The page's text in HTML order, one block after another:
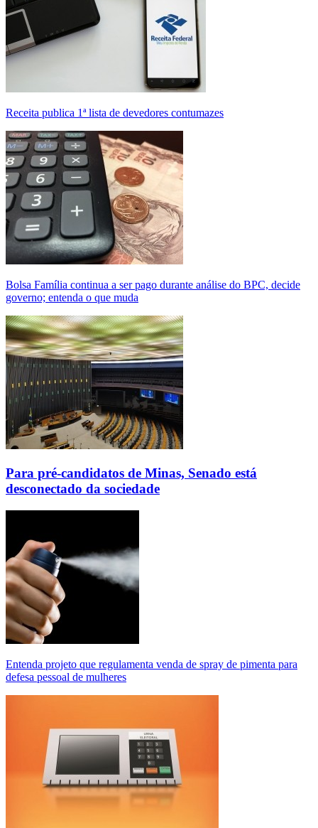
Receita publica 1ª lista de devedores contumazes
Bolsa Família continua a ser pago durante análise do BPC, decide
governo; entenda o que muda
Para pré-candidatos de Minas, Senado está
desconectado da sociedade
Entenda projeto que regulamenta venda de spray de pimenta para
defesa pessoal de mulheres